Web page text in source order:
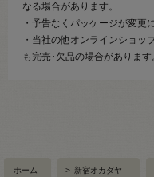
なる場合があります。
・予告なくパッケージが変更
・当社の他オンラインショッ
も完売･欠品の場合があります
ホーム > 新宿オカダヤ